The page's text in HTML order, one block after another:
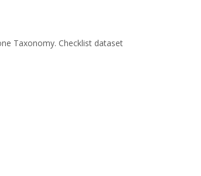
Taxonomy. Checklist dataset